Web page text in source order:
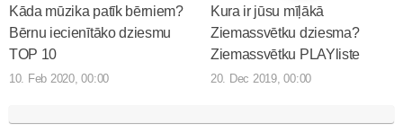
Kāda mūzika patīk bērniem?
Bērnu iecienītāko dziesmu
TOP 10
10. Feb 2020, 00:00
Kura ir jūsu mīļākā
Ziemassvētku dziesma?
Ziemassvētku PLAYliste
20. Dec 2019, 00:00